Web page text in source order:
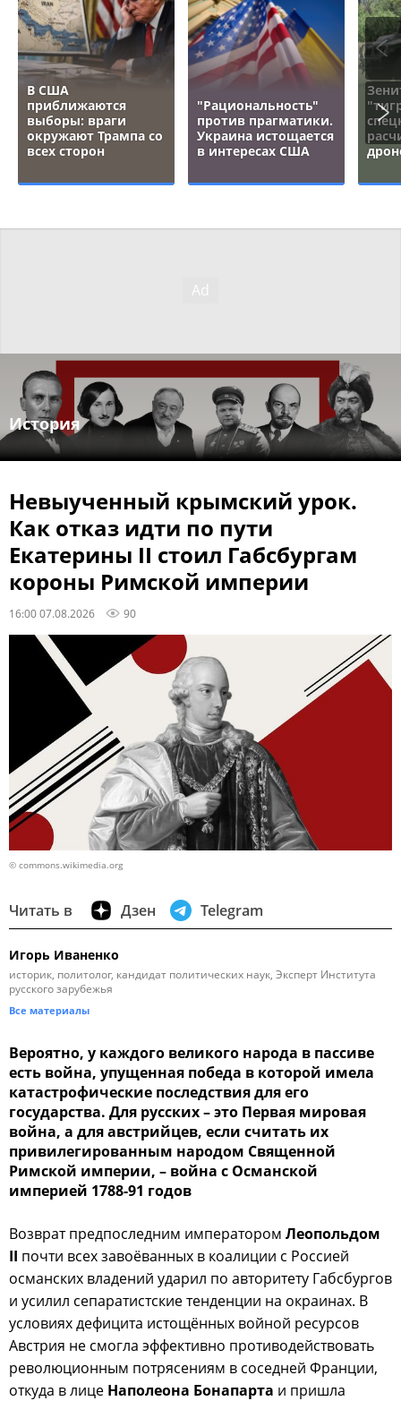
В США
приближаются
выборы: враги
окружают Трампа со
всех сторон
"Рациональность"
против прагматики.
Украина истощается
в интересах США
История
Невыученный крымский урок.
Как отказ идти по пути
Екатерины II стоил Габсбургам
короны Римской империи
16:00 07.08.2026 90
© commons.wikimedia.org
Читать в Дзен Telegram
Игорь Иваненко
историк, политолог, кандидат политических наук, Эксперт Института
русского зарубежья
Все материалы
Вероятно, у каждого великого народа в пассиве
есть война, упущенная победа в которой имела
катастрофические последствия для его
государства. Для русских – это Первая мировая
война, а для австрийцев, если считать их
привилегированным народом Священной
Римской империи, – война с Османской
империей 1788-91 годов
Возврат предпоследним императором Леопольдом
II почти всех завоёванных в коалиции с Россией
османских владений ударил по авторитету Габсбургов
и усилил сепаратистские тенденции на окраинах. В
условиях дефицита истощённых войной ресурсов
Австрия не смогла эффективно противодействовать
революционным потрясениям в соседней Франции,
откуда в лице Наполеона Бонапарта и пришла